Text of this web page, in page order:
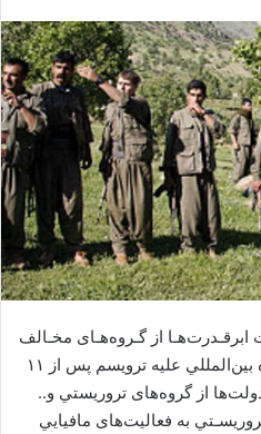
اﺑﺮﻗـﺪرتﻫـﺎ از ﮔـﺮوهﻫـﺎی ﻣﺨـﺎﻟﻒ
ﻳﻜـﺪﻳﮕﺮ، ﺟﻬﺎﻧﻲﺷﺪن، آﻏﺎز ﻣﺒﺎرزه ﺑﻴﻦاﻟﻤﻠﻠﻲ ﻋﻠﻴﻪ ﺗﺮوﻳﺴﻢ ﭘﺲ از ١١
از ﮔﺮوهﻫﺎی ﺗﺮورﻳﺴﺘﻲ و..
ﺑﻪ ﻓﻌﺎﻟﻴﺖﻫﺎی ﻣﺎﻓﻴﺎﻳﻲ